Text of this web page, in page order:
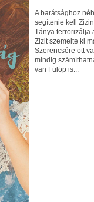
A barátsághoz
segítenie kell
Tánya terrorizálja
Zizit szemelte ki
Szerencsére ott
mindig
van Fülöp is...